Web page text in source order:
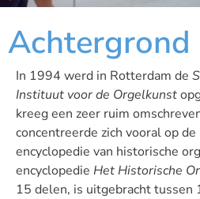
Achtergrond
In 1994 werd in Rotterdam de
Instituut voor de Orgelkunst
kreeg een zeer ruim
concentreerde zich vooral op
encyclopedie van historische
encyclopedie Het Historische
15 delen, is uitgebracht tussen